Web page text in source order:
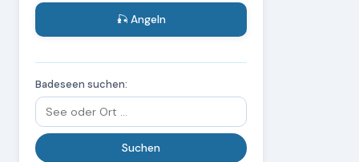
🎣 Angeln
Badeseen suchen: